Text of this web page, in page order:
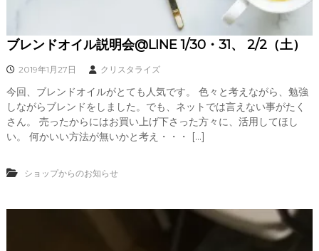
ブレンドオイル説明会@LINE 1/30・31、 2/2（土）
2019年1月27日 クリスタライズ
今回、ブレンドオイルがとても人気です。 色々と考えながら、勉強
しながらブレンドをしました。でも、ネットでは言えない事がたく
さん。 売ったからにはお買い上げ下さった方々に、活用してほし
い。 何かいい方法が無いかと考え・・・ […]
ショップからのお知らせ